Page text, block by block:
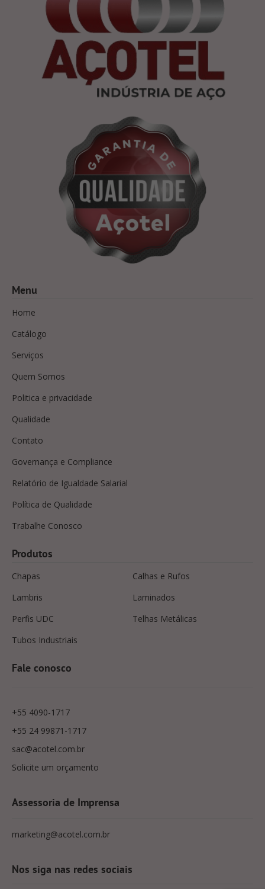
Menu
Home
Catálogo
Serviços
Quem Somos
Politica e privacidade
Qualidade
Contato
Governança e Compliance
Relatório de Igualdade Salarial
Política de Qualidade
Trabalhe Conosco
Produtos
Chapas
Calhas e Rufos
Lambris
Laminados
Perfis UDC
Telhas Metálicas
Tubos Industriais
Fale conosco
+55 4090-1717
+55 24 99871-1717
sac@acotel.com.br
Solicite um orçamento
Assessoria de Imprensa
marketing@acotel.com.br
Nos siga nas redes sociais